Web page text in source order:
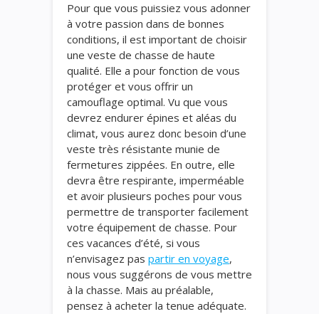
Pour que vous puissiez vous adonner
à votre passion dans de bonnes
conditions, il est important de choisir
une veste de chasse de haute
qualité. Elle a pour fonction de vous
protéger et vous offrir un
camouflage optimal. Vu que vous
devrez endurer épines et aléas du
climat, vous aurez donc besoin d’une
veste très résistante munie de
fermetures zippées. En outre, elle
devra être respirante, imperméable
et avoir plusieurs poches pour vous
permettre de transporter facilement
votre équipement de chasse. Pour
ces vacances d’été, si vous
n’envisagez pas partir en voyage,
nous vous suggérons de vous mettre
à la chasse. Mais au préalable,
pensez à acheter la tenue adéquate.